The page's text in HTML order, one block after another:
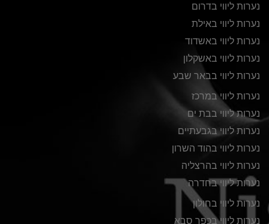
נערות ליווי בדרום
נערות ליווי באילת
נערות ליווי באשדוד
נערות ליווי באשקלון
נערות ליווי בבאר שבע
נערות ליווי במרכז
נערות ליווי בבת ים
נערות ליווי בגבעתיים
נערות ליווי בהוד השרון
נערות ליווי בהרצליה
נערות ליווי בחדרה
נערות ליווי בחולון
נערות ליווי בכפר סבא